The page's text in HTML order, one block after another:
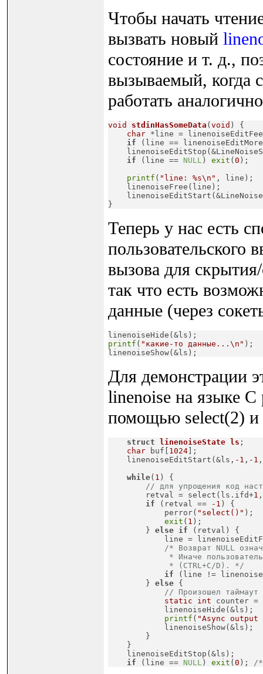
Чтобы начать
вызвать новый
состояние и т. д.,
вызываемый, когда
работать
void stdinHasSomeData ( void )
{
char *line =
if (line ==
if (line == NULL) exit ( 0 );
printf ( "line: %s\n" , line);
    linenoiseFree(line);
}
Теперь у нас есть
пользовательского
вызова для
так что есть
данные (через
linenoiseHide(&ls);
printf ( "какие-то данные...\n" );
linenoiseShow(&ls);
Для демонстрации
linenoise на языке C
помощью select(2) и
struct linenoiseState ls ;
char buf[ 1024];
    linenoiseEditStart(&ls,
-1 , -1
while( 1 ) {
// для упрощения код
        retval = select(ls.ifd+
1
if (retval == -1 ) {
            perror(
"select()" );
exit ( 1 );
        }
else if (retval) {
line =
/* Возврат NULL
* Иначе
             * (CTRL+C/D). */
if (line !=
        }
else {
// Произошел таймаут
static
int counter =
            linenoiseHide(&ls);
printf ( "Async output
            linenoiseShow(&ls);
        }
    }
    linenoiseEditStop(&ls);
if (line == NULL) exit ( 0 ); /